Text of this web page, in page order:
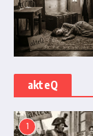
akteQ
1